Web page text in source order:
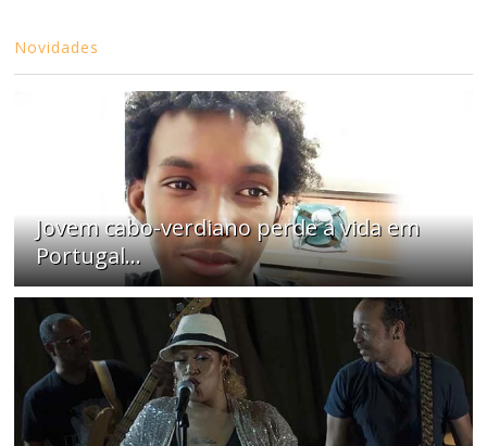
Novidades
Jovem cabo-verdiano perde a vida em
Portugal...